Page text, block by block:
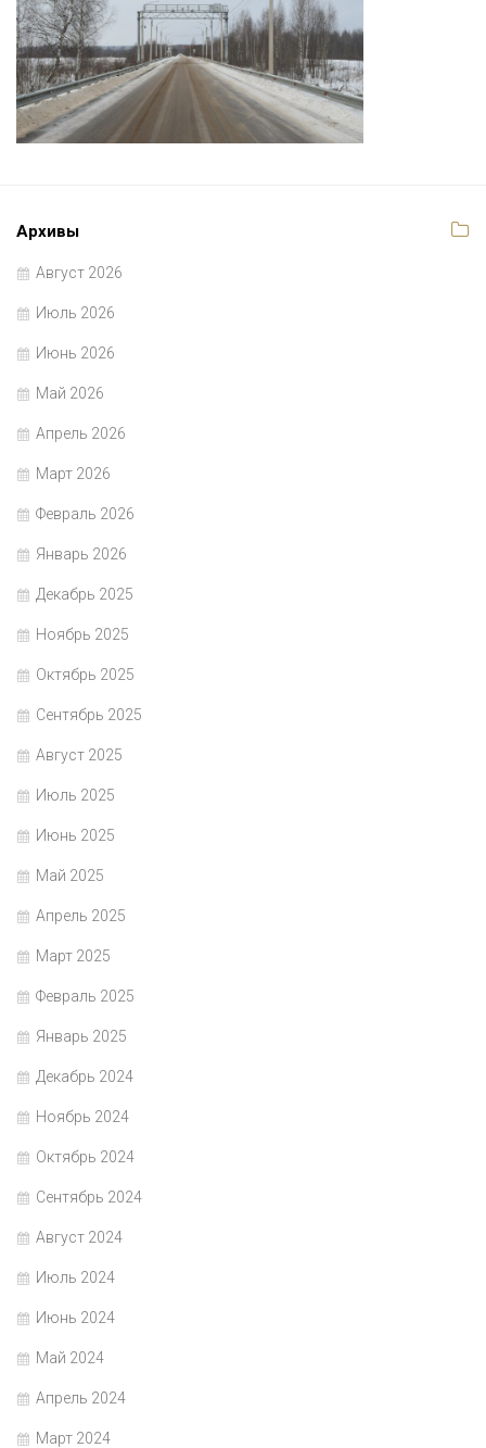
Архивы
Август 2026
Июль 2026
Июнь 2026
Май 2026
Апрель 2026
Март 2026
Февраль 2026
Январь 2026
Декабрь 2025
Ноябрь 2025
Октябрь 2025
Сентябрь 2025
Август 2025
Июль 2025
Июнь 2025
Май 2025
Апрель 2025
Март 2025
Февраль 2025
Январь 2025
Декабрь 2024
Ноябрь 2024
Октябрь 2024
Сентябрь 2024
Август 2024
Июль 2024
Июнь 2024
Май 2024
Апрель 2024
Март 2024